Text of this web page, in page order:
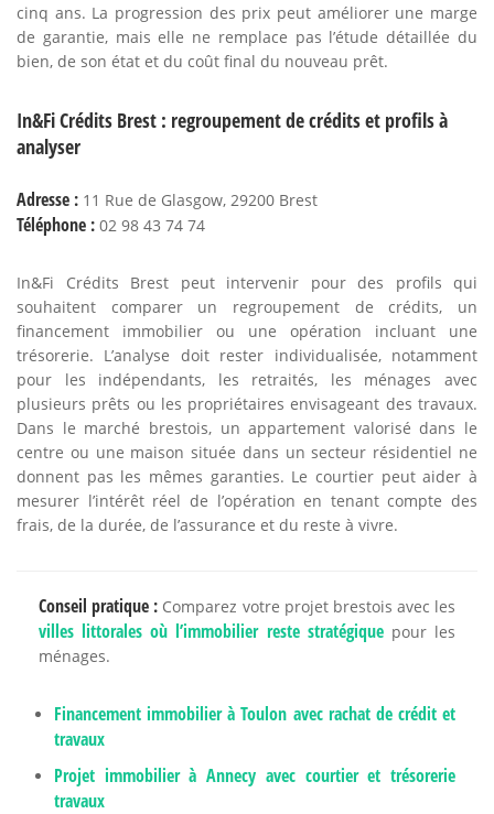
cinq ans. La progression des prix peut améliorer une marge
de garantie, mais elle ne remplace pas l’étude détaillée du
bien, de son état et du coût final du nouveau prêt.
In&Fi Crédits Brest : regroupement de crédits et profils à
analyser
Adresse : 11 Rue de Glasgow, 29200 Brest
Téléphone : 02 98 43 74 74
In&Fi Crédits Brest peut intervenir pour des profils qui
souhaitent comparer un regroupement de crédits, un
financement immobilier ou une opération incluant une
trésorerie. L’analyse doit rester individualisée, notamment
pour les indépendants, les retraités, les ménages avec
plusieurs prêts ou les propriétaires envisageant des travaux.
Dans le marché brestois, un appartement valorisé dans le
centre ou une maison située dans un secteur résidentiel ne
donnent pas les mêmes garanties. Le courtier peut aider à
mesurer l’intérêt réel de l’opération en tenant compte des
frais, de la durée, de l’assurance et du reste à vivre.
Conseil pratique : Comparez votre projet brestois avec les
villes littorales où l’immobilier reste stratégiquepour les
ménages.
Financement immobilier à Toulon avec rachat de crédit et
travaux
Projet immobilier à Annecy avec courtier et trésorerie
travaux